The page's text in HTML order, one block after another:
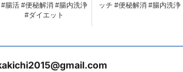
#腸活 #便秘解消 #腸内洗浄
#ダイエット
ッチ #便秘解消 #腸内洗浄